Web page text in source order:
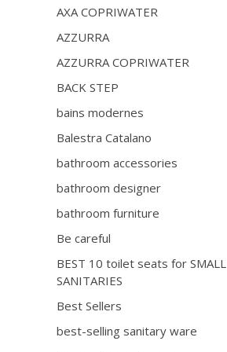
AXA COPRIWATER
AZZURRA
AZZURRA COPRIWATER
BACK STEP
bains modernes
Balestra Catalano
bathroom accessories
bathroom designer
bathroom furniture
Be careful
BEST 10 toilet seats for SMALL
SANITARIES
Best Sellers
best-selling sanitary ware